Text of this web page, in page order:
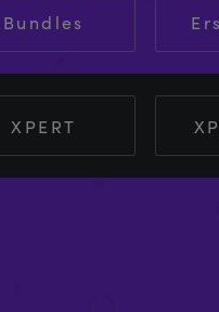
Bundles
XPERT